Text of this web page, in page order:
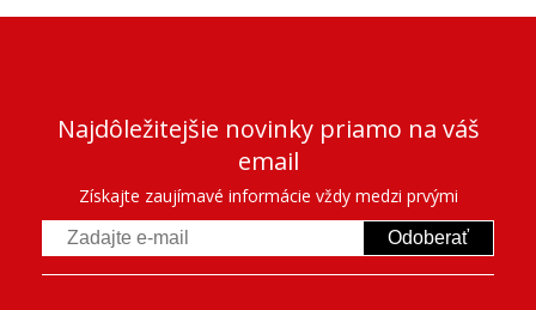
Najdôležitejšie novinky priamo na váš
email
Získajte zaujímavé informácie vždy medzi prvými
Odoberať